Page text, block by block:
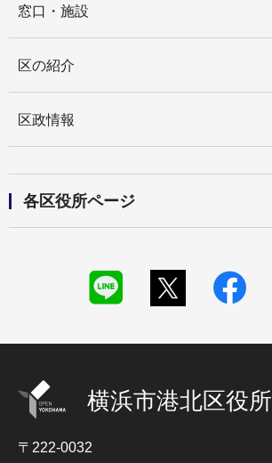
窓口・施設
区の紹介
区政情報
各区役所ページ
横浜市港北区役所
〒222-0032